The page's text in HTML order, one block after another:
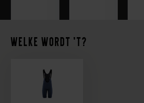
Welke wordt 't?